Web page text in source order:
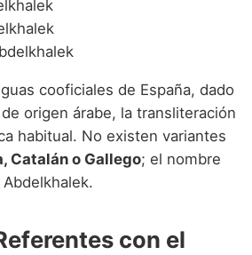
cooficiales de España, dado
origen árabe, la transliteración
habitual. No existen variantes
Catalán o Gallego; el nombre
con el